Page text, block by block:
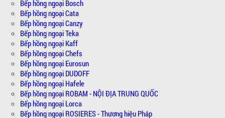
Bếp hồng ngoại Bosch
Bếp hồng ngoại Cata
Bếp hồng ngoại Canzy
Bếp hồng ngoại Teka
Bếp hồng ngoại Kaff
Bếp hồng ngoại Chefs
Bếp hồng ngoại Eurosun
Bếp hồng ngoại DUDOFF
Bếp hồng ngoại Hafele
Bếp hồng ngoại ROBAM - NỘI ĐỊA TRUNG QUỐC
Bếp hồng ngoại Lorca
Bếp hồng ngoại ROSIERES - Thương hiệu Pháp